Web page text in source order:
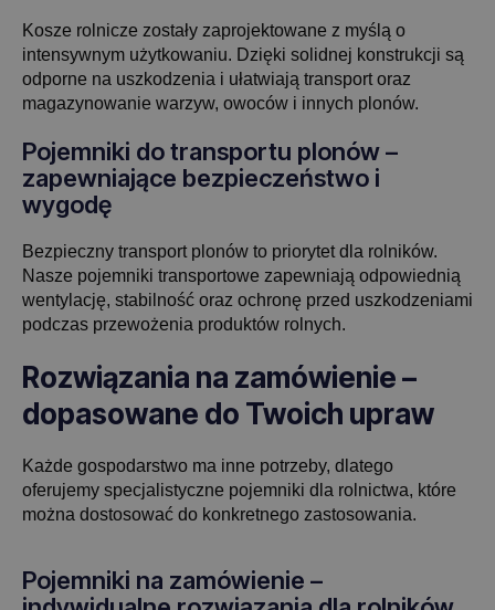
Kosze rolnicze zostały zaprojektowane z myślą o
intensywnym użytkowaniu. Dzięki solidnej konstrukcji są
odporne na uszkodzenia i ułatwiają transport oraz
magazynowanie warzyw, owoców i innych plonów.
Pojemniki do transportu plonów –
zapewniające bezpieczeństwo i
wygodę
Bezpieczny transport plonów to priorytet dla rolników.
Nasze pojemniki transportowe zapewniają odpowiednią
wentylację, stabilność oraz ochronę przed uszkodzeniami
podczas przewożenia produktów rolnych.
Rozwiązania na zamówienie –
dopasowane do Twoich upraw
Każde gospodarstwo ma inne potrzeby, dlatego
oferujemy specjalistyczne pojemniki dla rolnictwa, które
można dostosować do konkretnego zastosowania.
Pojemniki na zamówienie –